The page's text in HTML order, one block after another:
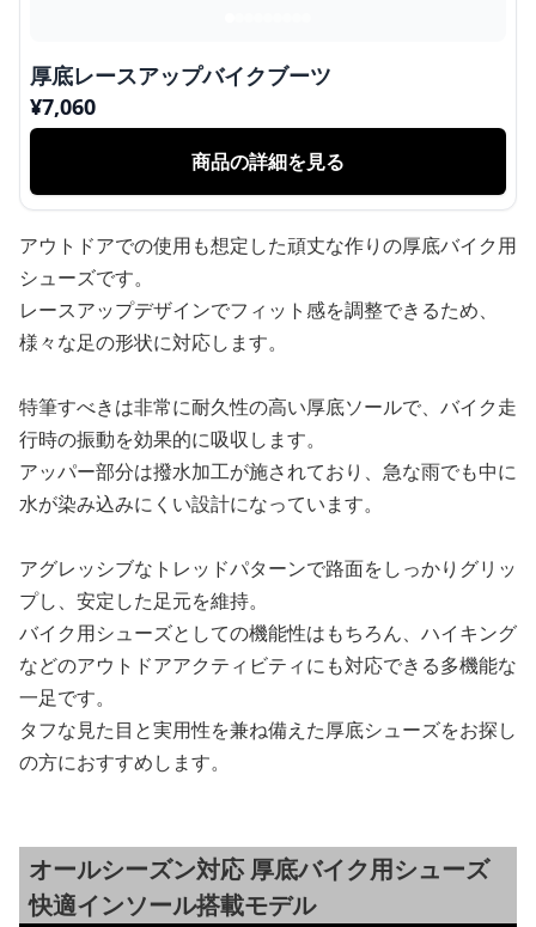
厚底レースアップバイクブーツ
¥7,060
商品の詳細を見る
アウトドアでの使用も想定した頑丈な作りの厚底バイク用
シューズです。
レースアップデザインでフィット感を調整できるため、
様々な足の形状に対応します。
特筆すべきは非常に耐久性の高い厚底ソールで、バイク走
行時の振動を効果的に吸収します。
アッパー部分は撥水加工が施されており、急な雨でも中に
水が染み込みにくい設計になっています。
アグレッシブなトレッドパターンで路面をしっかりグリッ
プし、安定した足元を維持。
バイク用シューズとしての機能性はもちろん、ハイキング
などのアウトドアアクティビティにも対応できる多機能な
一足です。
タフな見た目と実用性を兼ね備えた厚底シューズをお探し
の方におすすめします。
オールシーズン対応 厚底バイク用シューズ
快適インソール搭載モデル